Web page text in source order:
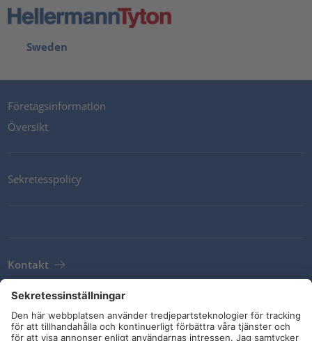
Sweden
Företagsinformation
Översikt
Sekretesspolicy
Kontakt